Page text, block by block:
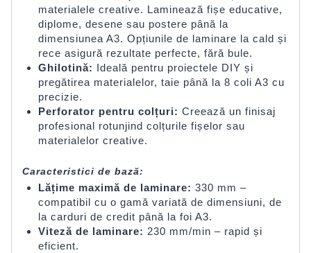
materialele creative. Laminează fișe educative,
diplome, desene sau postere până la
dimensiunea A3. Opțiunile de laminare la cald și
rece asigură rezultate perfecte, fără bule.
Ghilotină: Ideală pentru proiectele DIY și
pregătirea materialelor, taie până la 8 coli A3 cu
precizie.
Perforator pentru colțuri: Creează un finisaj
profesional rotunjind colțurile fișelor sau
materialelor creative.
Caracteristici de bază:
Lățime maximă de laminare: 330 mm –
compatibil cu o gamă variată de dimensiuni, de
la carduri de credit până la foi A3.
Viteză de laminare: 230 mm/min – rapid și
eficient.